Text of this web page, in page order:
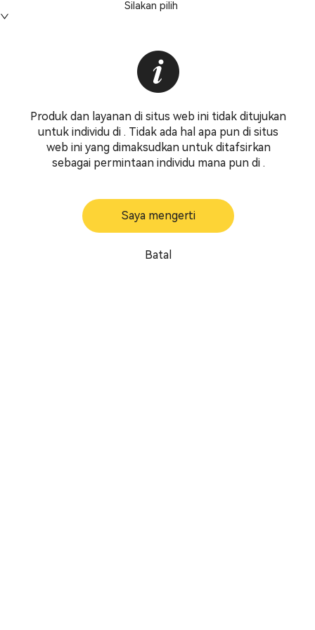
Silakan pilih
Produk dan layanan di situs web ini tidak ditujukan
untuk individu di . Tidak ada hal apa pun di situs
web ini yang dimaksudkan untuk ditafsirkan
sebagai permintaan individu mana pun di .
Saya mengerti
Batal